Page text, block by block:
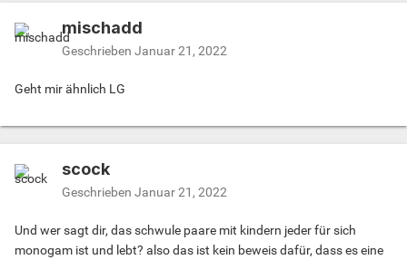
mischadd
Geschrieben Januar 21, 2022
Geht mir ähnlich LG
scock
Geschrieben Januar 21, 2022
Und wer sagt dir, das schwule paare mit kindern jeder für sich
monogam ist und lebt? also das ist kein beweis dafür, dass es eine